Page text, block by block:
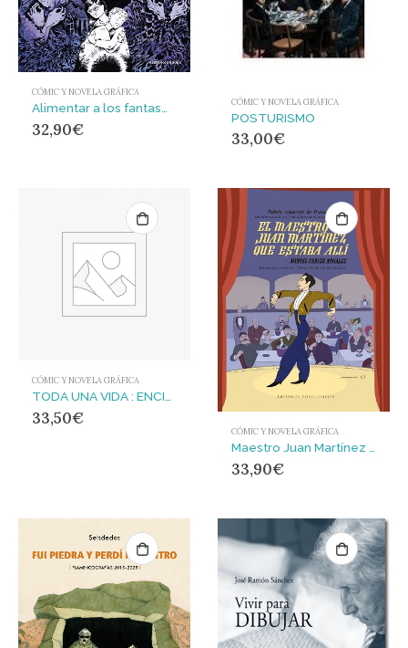
CÓMIC Y NOVELA GRÁFICA
Alimentar a los fantasmas : Autobiografía en viñetas
32,90€
CÓMIC Y NOVELA GRÁFICA
POSTURISMO
33,00€
CÓMIC Y NOVELA GRÁFICA
33,50€
CÓMIC Y NOVELA GRÁFICA
Maestro Juan Martínez que estaba allí, El
33,90€